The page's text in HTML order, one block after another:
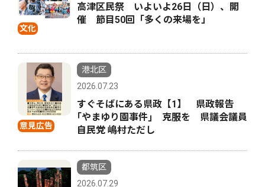
文化
高津区民祭 いよいよ26日（日）、開
催 節目50回「多くの来場を」
意見広告
港北区
2026.07.23
すぐそばにある県政【1】 県政報告
｢やまゆり園事件｣ 克服を 県議会議員
自民党 嶋村ただし
都筑区
2026.07.29